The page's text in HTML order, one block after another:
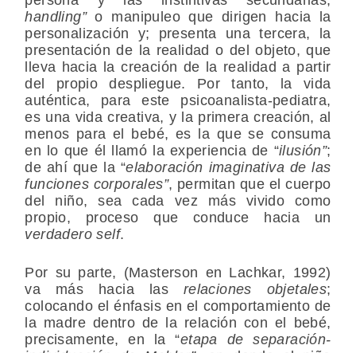
handling”o manipuleo que dirigen hacia la
personalización y; presenta una tercera, la
presentación de la realidad o del objeto, que
lleva hacia la creación de la realidad a partir
del propio despliegue. Por tanto, la vida
auténtica, para este psicoanalista-pediatra,
es una vida creativa, y la primera creación, al
menos para el bebé, es la que se consuma
en lo que él llamó la experiencia de “ilusión”;
de ahí que la “elaboración imaginativa de las
funciones corporales”, permitan que el cuerpo
del niño, sea cada vez más vivido como
propio, proceso que conduce hacia un
verdadero self.
Por su parte, (Masterson en Lachkar, 1992)
va más hacia las relaciones objetales;
colocando el énfasis en el comportamiento de
la madre dentro de la relación con el bebé,
precisamente, en la “etapa de separación-